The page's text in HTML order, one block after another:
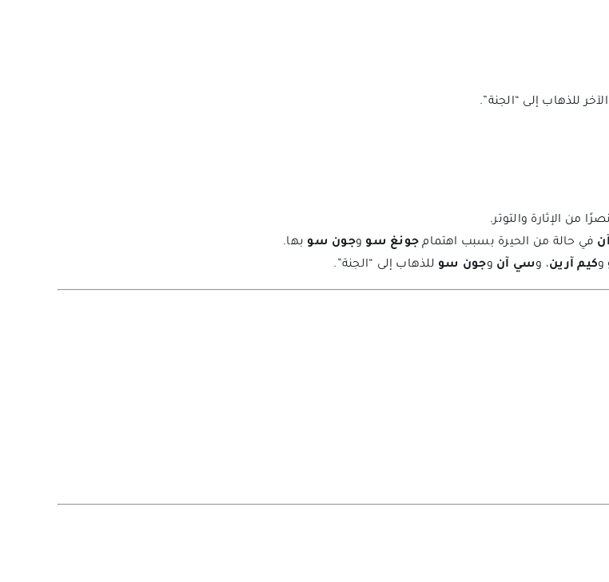
للذهاب إلى “الجنة”.
من الإثارة والتوتر.
في حالة من الحيرة بسبب اهتمام جونغ سو وجون سو بها.
وكيم آرين، وسي آن وجون سو للذهاب إلى “الجنة”.